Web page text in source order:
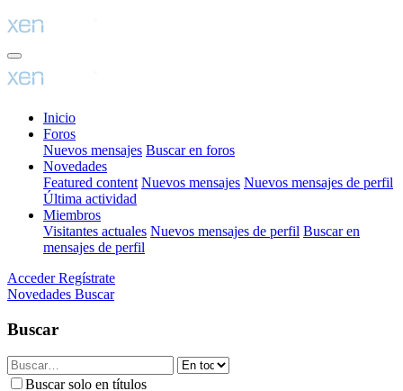
Inicio
Foros
Nuevos mensajes Buscar en foros
Novedades
Featured content Nuevos mensajes Nuevos mensajes de perfil
Última actividad
Miembros
Visitantes actuales Nuevos mensajes de perfil Buscar en
mensajes de perfil
Acceder Regístrate
Novedades Buscar
Buscar
Buscar solo en títulos